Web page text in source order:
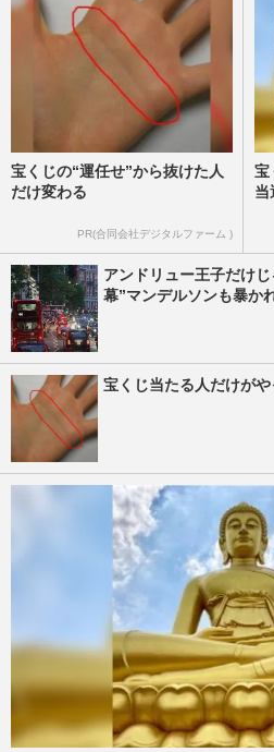
宝くじの“運任せ”から抜けた人
だけ変わる
PR(合同会社デジタルファーム )
宝
当
アンドリュー王子だけ
幕”マンデルソンも暴か
宝くじ当たる人だけが